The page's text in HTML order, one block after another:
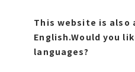
This website is also
English.Would you
languages?